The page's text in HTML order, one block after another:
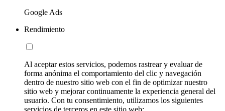
Google Ads
Rendimiento
Al aceptar estos servicios, podemos rastrear y evaluar de
forma anónima el comportamiento del clic y navegación
dentro de nuestro sitio web con el fin de optimizar nuestro
sitio web y mejorar continuamente la experiencia general del
usuario. Con tu consentimiento, utilizamos los siguientes
servicios de terceros en este sitio web: